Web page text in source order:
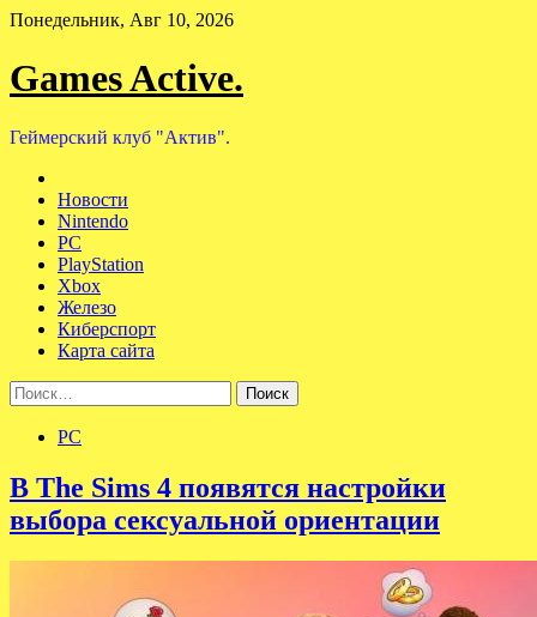
Skip
content
Понедельник, Авг 10, 2026
Games Active.
Геймерский клуб "Актив".
Новости
Nintendo
PC
PlayStation
Xbox
Железо
Киберспорт
Карта сайта
Найти:
PC
В The Sims 4 появятся настройки
выбора сексуальной ориентации